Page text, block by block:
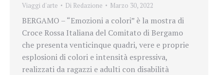
Viaggi d'arte Di Redazione Marzo 30, 2022
BERGAMO – “Emozioni a colori” è la mostra di
Croce Rossa Italiana del Comitato di Bergamo
che presenta venticinque quadri, vere e proprie
esplosioni di colori e intensità espressiva,
realizzati da ragazzi e adulti con disabilità